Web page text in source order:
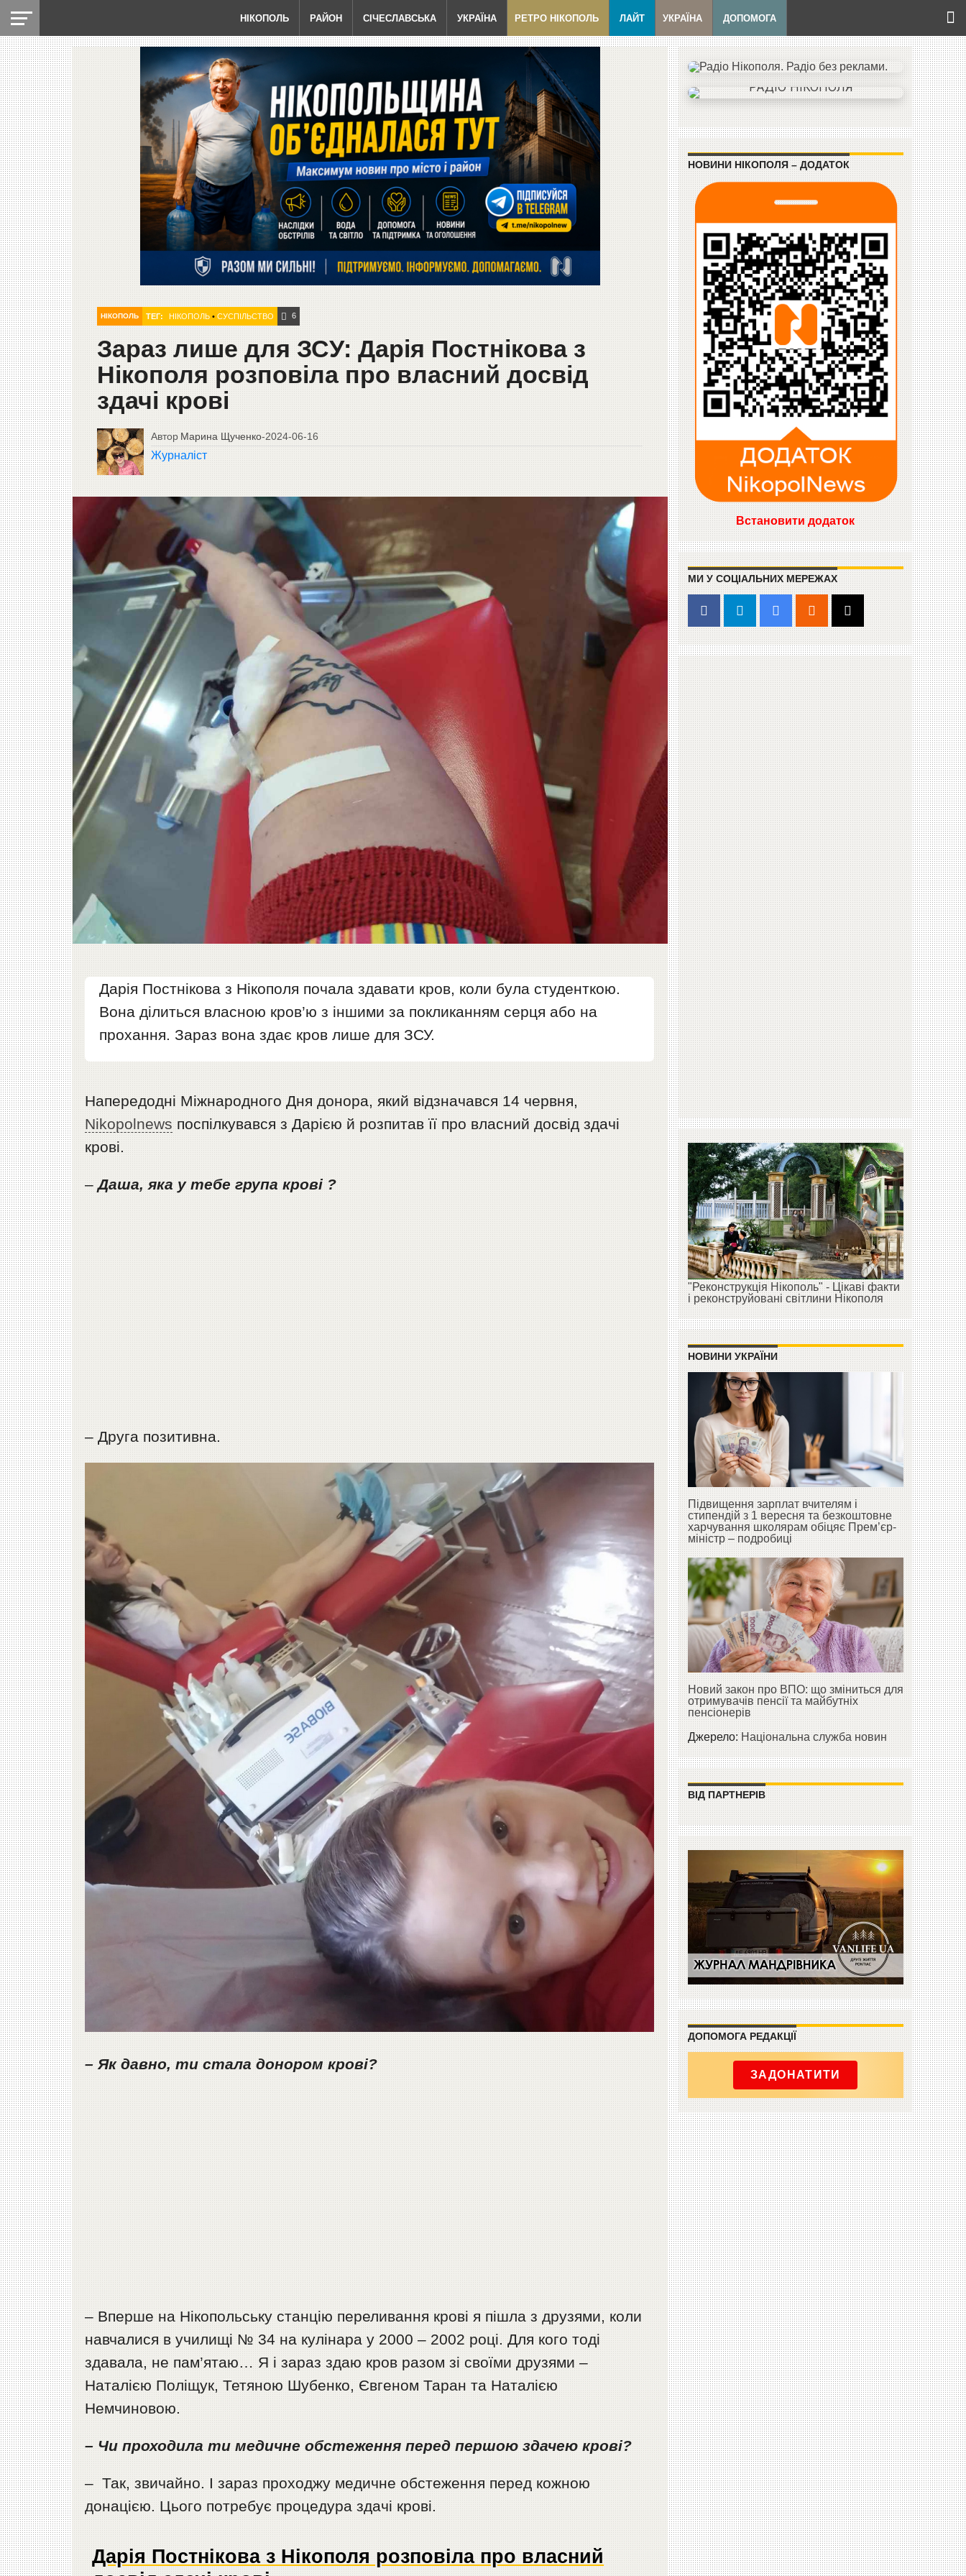
НІКОПОЛЬ РАЙОН СІЧЕСЛАВСЬКА УКРАЇНА РЕТРО НІКОПОЛЬ ЛАЙТ УКРАЇНА ДОПОМОГА
НІКОПОЛЬ ТЕГ: НІКОПОЛЬ• СУСПІЛЬСТВО 6
Зараз лише для ЗСУ: Дарія Постнікова з
Нікополя розповіла про власний досвід
здачі крові
Автор Марина Щученко-2024-06-16
Журналіст
Дарія Постнікова з Нікополя почала здавати кров, коли була студенткою.
Вона ділиться власною кров’ю з іншими за покликанням серця або на
прохання. Зараз вона здає кров лише для ЗСУ.
Напередодні Міжнародного Дня донора, який відзначався 14 червня,
Nikopolnews поспілкувався з Дарією й розпитав її про власний досвід здачі
крові.
– Даша, яка у тебе група крові ?
– Друга позитивна.
– Як давно, ти стала донором крові?
– Вперше на Нікопольську станцію переливання крові я пішла з друзями, коли
навчалися в училищі № 34 на кулінара у 2000 – 2002 році. Для кого тоді
здавала, не пам’ятаю… Я і зараз здаю кров разом зі своїми друзями –
Наталією Поліщук, Тетяною Шубенко, Євгеном Таран та Наталією
Немчиновою.
– Чи проходила ти медичне обстеження перед першою здачею крові?
– Так, звичайно. І зараз проходжу медичне обстеження перед кожною
донацією. Цього потребує процедура здачі крові.
Дарія Постнікова з Нікополя розповіла про власний
НОВИНИ НІКОПОЛЯ – ДОДАТОК
Встановити додаток
МИ У СОЦІАЛЬНИХ МЕРЕЖАХ
"Реконструкція Нікополь" - Цікаві факти
і реконструйовані світлини Нікополя
НОВИНИ УКРАЇНИ
Підвищення зарплат вчителям і
стипендій з 1 вересня та безкоштовне
харчування школярам обіцяє Прем’єр-
міністр – подробиці
Новий закон про ВПО: що зміниться для
отримувачів пенсії та майбутніх
пенсіонерів
Джерело:Національна служба новин
ВІД ПАРТНЕРІВ
ДОПОМОГА РЕДАКЦІЇ
ЗАДОНАТИТИ